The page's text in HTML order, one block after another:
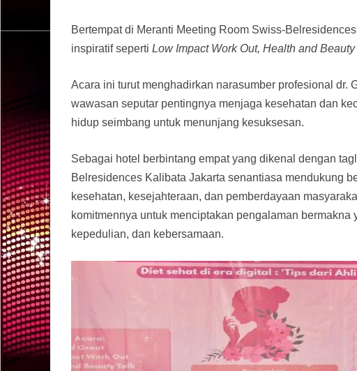
Bertempat di Meranti Meeting Room Swiss-
inspiratif seperti Low Impact Work Out, Health and
Acara ini turut menghadirkan narasumber profesional dr.
wawasan seputar pentingnya menjaga kesehatan dan
hidup seimbang untuk menunjang kesuksesan.
Sebagai hotel berbintang empat yang dikenal dengan
Belresidences Kalibata Jakarta senantiasa mendukung
kesehatan, kesejahteraan, dan pemberdayaan
komitmennya untuk menciptakan pengalaman
kepedulian, dan kebersamaan.